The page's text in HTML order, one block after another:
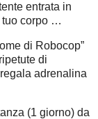
entrata in
tuo corpo …
di Robocop”
di
adrenalina
(1 giorno) da